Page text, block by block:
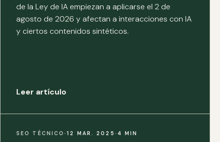
de la Ley de IA empiezan a aplicarse el 2 de
agosto de 2026 y afectan a interacciones con IA
y ciertos contenidos sintéticos.
Leer artículo
SEO TÉCNICO·12 MAR. 2025 · 4 MIN